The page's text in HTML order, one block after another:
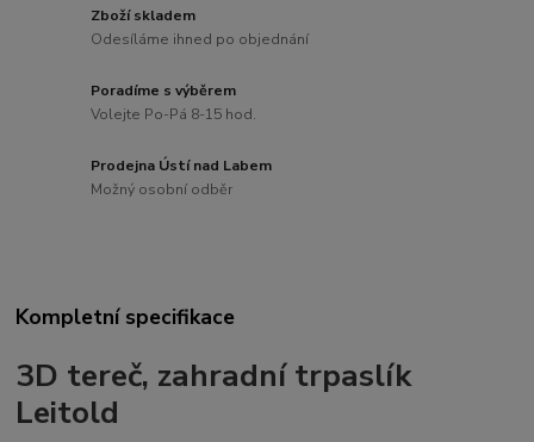
Zboží skladem
Odesíláme ihned po objednání
Poradíme s výběrem
Volejte Po-Pá 8-15 hod.
Prodejna Ústí nad Labem
Možný osobní odběr
Kompletní specifikace
3D tereč, zahradní trpaslík
Leitold